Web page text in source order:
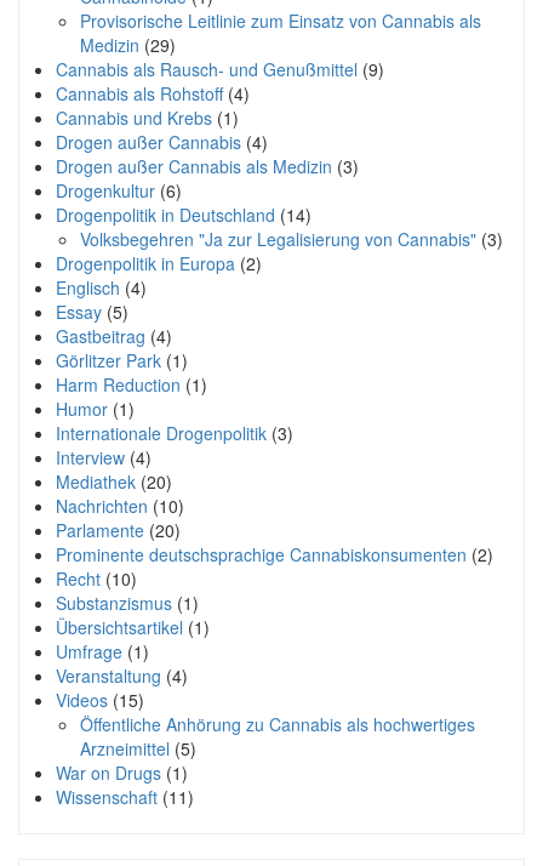
Provisorische Leitlinie zum Einsatz von Cannabis als
Medizin (29)
Cannabis als Rausch- und Genußmittel (9)
Cannabis als Rohstoff(4)
Cannabis und Krebs (1)
Drogen außer Cannabis (4)
Drogen außer Cannabis als Medizin (3)
Drogenkultur (6)
Drogenpolitik in Deutschland (14)
Volksbegehren "Ja zur Legalisierung von Cannabis" (3)
Drogenpolitik in Europa (2)
Englisch (4)
Essay (5)
Gastbeitrag (4)
Görlitzer Park (1)
Harm Reduction (1)
Humor (1)
Internationale Drogenpolitik (3)
Interview (4)
Mediathek (20)
Nachrichten (10)
Parlamente (20)
Prominente deutschsprachige Cannabiskonsumenten (2)
Recht (10)
Substanzismus (1)
Übersichtsartikel (1)
Umfrage (1)
Veranstaltung (4)
Videos (15)
Öffentliche Anhörung zu Cannabis als hochwertiges
Arzneimittel (5)
War on Drugs (1)
Wissenschaft (11)